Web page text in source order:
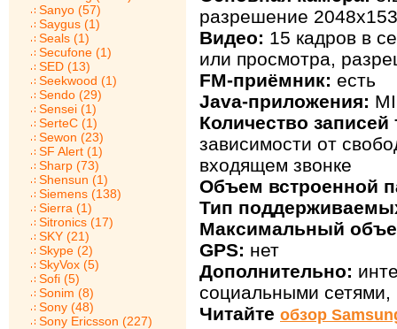
Sanyo (57)
Saygus (1)
Seals (1)
Secufone (1)
SED (13)
Seekwood (1)
Sendo (29)
Sensei (1)
SerteC (1)
Sewon (23)
SF Alert (1)
Sharp (73)
Shensun (1)
Siemens (138)
Sierra (1)
Sitronics (17)
SKY (21)
Skype (2)
SkyVox (5)
Sofi (5)
Sonim (8)
Sony (48)
Sony Ericsson (227)
разрешение
Видео: 15 кадров в
или просмотра,
FM-приёмник: есть
Java-приложения:
Количество
зависимости от
входящем звонке
Объем встроенной
Тип
Максимальный
GPS: нет
Дополнительно:
социальными сетями,
Читайте обзор